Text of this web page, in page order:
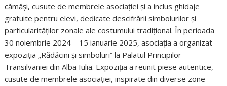
cămăși, cusute de membrele asociației și a inclus ghidaje
gratuite pentru elevi, dedicate descifrării simbolurilor și
particularităților zonale ale costumului tradițional. În perioada
30 noiembrie 2024 – 15 ianuarie 2025, asociația a organizat
expoziția „Rădăcini și simboluri” la Palatul Principilor
Transilvaniei din Alba Iulia. Expoziția a reunit piese autentice,
cusute de membrele asociației, inspirate din diverse zone